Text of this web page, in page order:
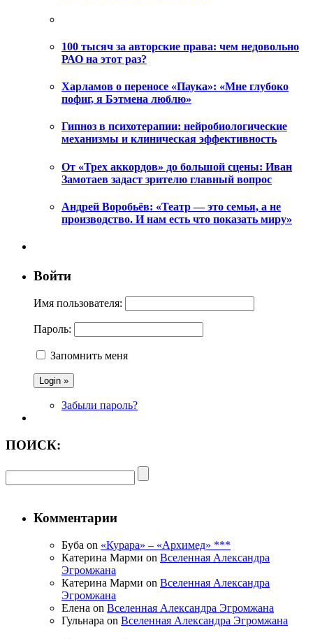
100 тысяч за авторские права: чем недовольно
РАО на этот раз?
Харламов о переносе «Паука»: «Мне глубоко
пофиг, я Бэтмена люблю»
Гипноз в психотерапии: нейробиологические
механизмы и клиническая эффективность
От «Трех аккордов» до большой сцены: Иван
Замотаев задаст зрителю главный вопрос
Андрей Воробьёв: «Театр — это семья, а не
производство. И нам есть что показать миру»
Войти
Имя пользователя:
Пароль:
Запомнить меня
Забыли пароль?
ПОИСК:
Комментарии
Буба on «Курара» – «Архимед» ***
Катерина Марми on Вселенная Александра
Эгромжана
Катерина Марми on Вселенная Александра
Эгромжана
Елена on Вселенная Александра Эгромжана
Гульнара on Вселенная Александра Эгромжана